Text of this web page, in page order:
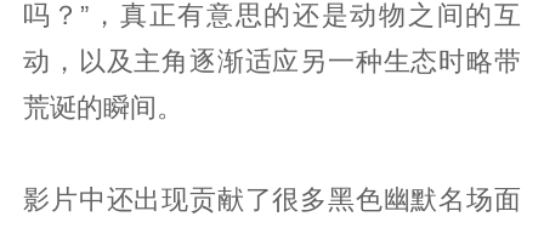
吗？”，真正有意思的还是动物之间的互
动，以及主角逐渐适应另一种生态时略带
荒诞的瞬间。
影片中还出现贡献了很多黑色幽默名场面